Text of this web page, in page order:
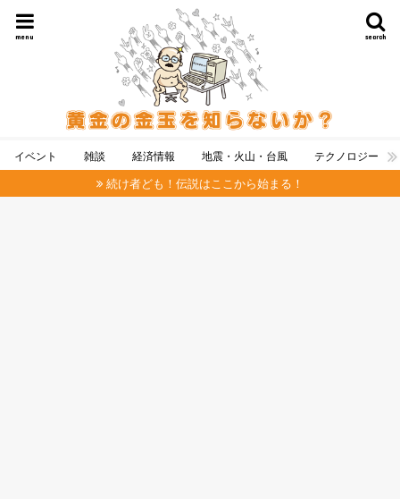
search
menu
イベント 雑談 経済情報 地震・火山・台風 テクノロジー
続け者ども！伝説はここから始まる！